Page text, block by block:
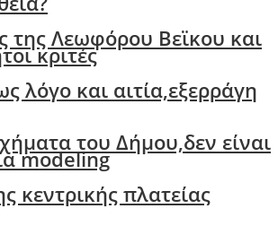
της Λεωφόρου Βεϊκου και
κριτές
λόγο και αιτία,εξερράγη
του Δήμου,δεν είναι
modeling
κεντρικής πλατείας